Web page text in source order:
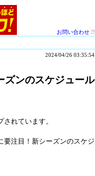
お問い合わせ
2024/04/26 03:35:54
ズンのスケジュール
れています。
要注目！新シーズンのスケジ